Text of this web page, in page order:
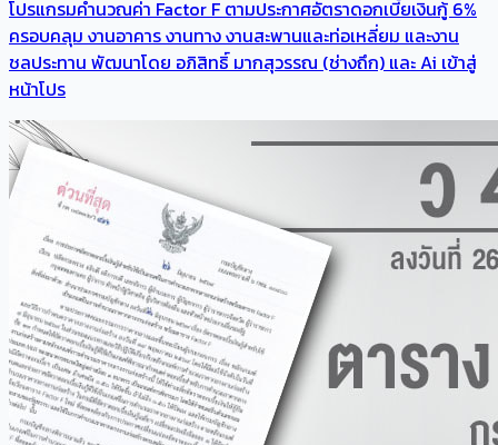
โปรแกรมคำนวณค่า Factor F ตามประกาศอัตราดอกเบี้ยเงินกู้ 6%
ครอบคลุม งานอาคาร งานทาง งานสะพานและท่อเหลี่ยม และงาน
ชลประทาน พัฒนาโดย อภิสิทธิ์ มากสุวรรณ (ช่างถึก) และ Ai เข้าสู่
หน้าโปร